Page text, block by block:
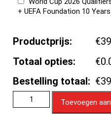
+ UEFA Foundation 10
Productprijs:
Totaal opties:
Bestelling totaal:
Toevoegen